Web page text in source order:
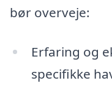
bør overveje:
Erfaring og
specifikke